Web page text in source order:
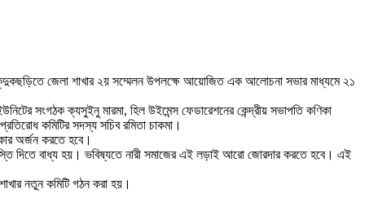
কুদুকছড়িতে জেলা শাখার ২য় সম্মেলন উপলক্ষে আয়োজিত এক আলোচনা সভার মাধ্যমে ২১
সংগঠক ক্যসুইনু মারমা, হিল উইমেন্স ফেডারেশনের কেন্দ্রীয় সভাপতি কণিকা
প্রতিরোধ কমিটির সদস্য সচিব রমিতা চাকমা।
অর্জন করতে হবে।
দিতে বাধ্য হয়। ভবিষ্যতে নারী সমাজের এই লড়াই আরো জোরদার করতে হবে। এই
নতুন কমিটি গঠন করা হয়।